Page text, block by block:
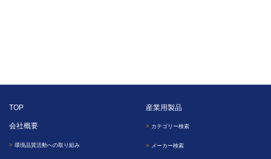
TOP
会社概要
環境品質活動への取り組み
産業用製品
カテゴリー検索
メーカー検索